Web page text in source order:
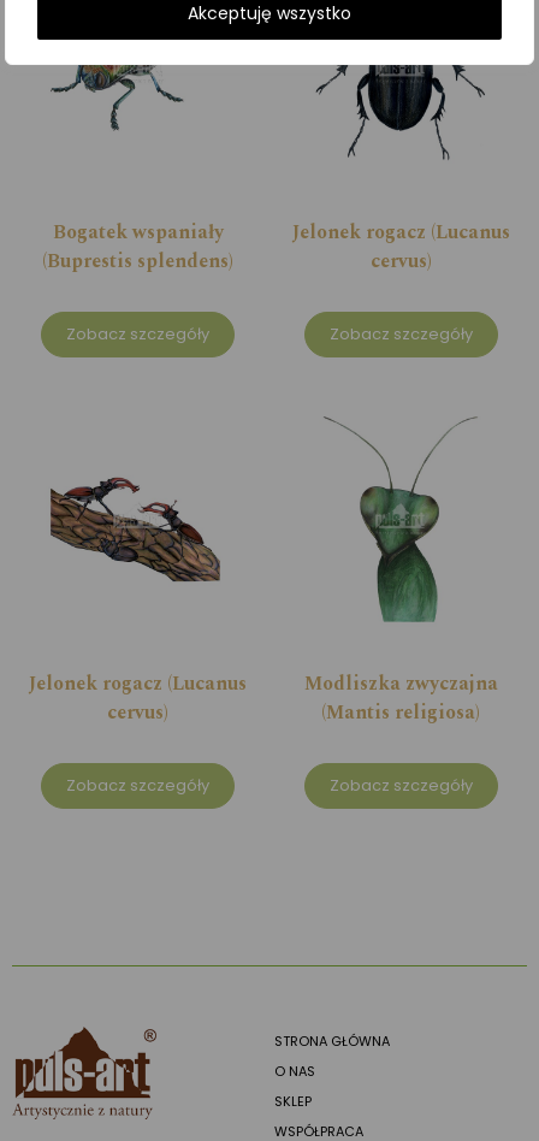
Akceptuję wszystko
Bogatek wspaniały
(Buprestis splendens)
Zobacz szczegóły
Jelonek rogacz (Lucanus
cervus)
Zobacz szczegóły
Jelonek rogacz (Lucanus
cervus)
Zobacz szczegóły
Modliszka zwyczajna
(Mantis religiosa)
Zobacz szczegóły
STRONA GŁÓWNA
O NAS
SKLEP
WSPÓŁPRACA